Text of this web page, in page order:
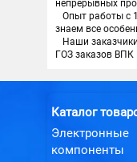
непрерывных
Опыт работы с
знаем все
Наши
ГОЗ заказов
Каталог
Электронные
компоненты